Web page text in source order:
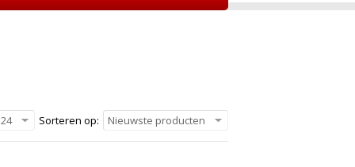
Sorteren op: Nieuwste producten
24